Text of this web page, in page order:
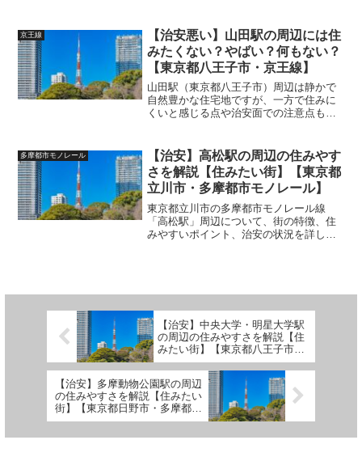
高く、治安の良さや住環境の整備状況な
どから「住みやすい街」...
京王線
【治安悪い】山田駅の周辺には住
みたくない？やばい？何もない？
【東京都八王子市・京王線】
山田駅（東京都八王子市）周辺は静かで
自然豊かな住宅地ですが、一方で住みに
くいと感じる点や治安面での注意点もあ
[]).push({})...
多摩都市モノレール
【治安】高松駅の周辺の住みやす
さを解説【住みたい街】【東京都
立川市・多摩都市モノレール】
東京都立川市の多摩都市モノレール線
「高松駅」周辺について、街の特徴、住
みやすいポイント、治安の状況を詳しく
【治安】中央大学・明星大学駅
の周辺の住みやすさを解説【住
みたい街】【東京都八王子市・
多摩都市モノレール】
【治安】多摩動物公園駅の周辺
の住みやすさを解説【住みたい
街】【東京都日野市・多摩都市
モノレール】